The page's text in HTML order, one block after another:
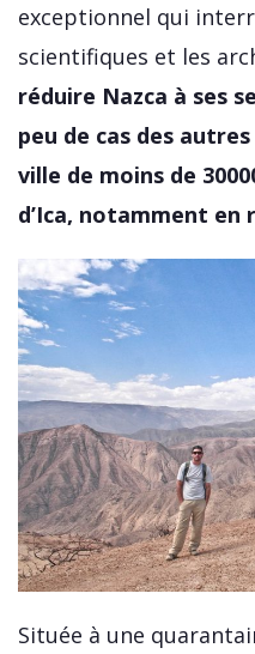
exceptionnel qui
scientifiques et les
réduire Nazca à ses
peu de cas des
ville de moins de
d’Ica, notamment en
Située à une